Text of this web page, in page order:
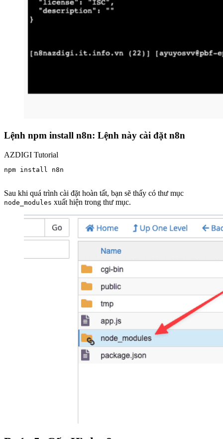
Lệnh npm install n8n: Lệnh này cài đặt n8n
AZDIGI Tutorial
npm install n8n
Sau khi quá trình cài đặt hoàn tất, bạn sẽ thấy có thư mục
node_modules xuất hiện trong thư mục.